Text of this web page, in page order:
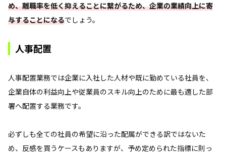
め、離職率を低く抑えることに繋がるため、企業の業績向上に寄
与することになるでしょう。
人事配置
人事配置業務では企業に入社した人材や既に勤めている社員を、
企業自体の利益向上や従業員のスキル向上のために最も適した部
署へ配置する業務です。
必ずしも全ての社員の希望に沿った配属ができる訳ではないた
め、反感を買うケースもありますが、予め定められた指標に則っ